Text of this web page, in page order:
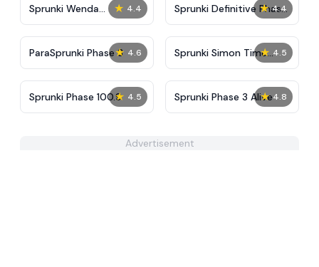
★ 4.4
Sprunki Wenda
Treatment Phase 40
★ 4.4
Sprunki Definitive Phase
4 New Ver
★ 4.6
ParaSprunki Phase 3 ★ 4.5
Sprunki Simon Time
PHASE 3
★ 4.5
Sprunki Phase 100.9 ★ 4.8
Sprunki Phase 3 Alive
Advertisement